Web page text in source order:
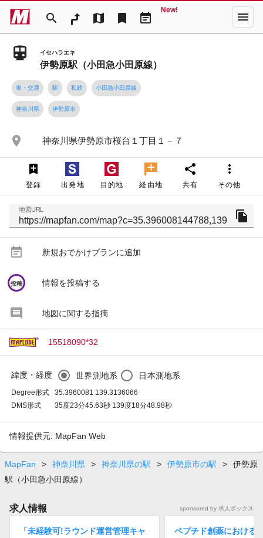
search map bookmark event_note
New! menu
イセハラエキ
伊勢原駅（小田急小田原線）
車・交通 駅 私鉄 小田急小田原線
神奈川県 伊勢原市
place 神奈川県伊勢原市桜台１丁目１－７
登録 出発地 目的地 経由地
share
共有
more_vert
その他
地図URL file_copy
event_note 新規おでかけプランに追加
circle
投稿 情報を投稿する
地図に関する指摘
15518090*32
緯度・経度 世界測地系 日本測地系
Degree形式
35.3960081 139.3136066
DMS形式
35度23分45.63秒 139度18分48.98秒
情報提供元: MapFan Web
MapFan > 神奈川県 > 神奈川県の駅 > 伊勢原市の駅 >
伊勢原
駅（小田急小田原線）
求人情報 sponsored by 求人ボックス
「未経験可!ラウンド運営管理キャ
ペプチド創薬における